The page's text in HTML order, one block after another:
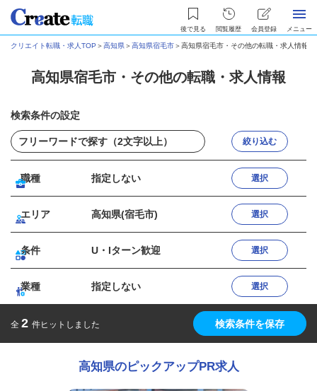
後で見る 閲覧履歴 会員登録 メニュー
クリエイト転職・求人TOP ＞高知県＞高知県宿毛市＞高知県宿毛市・その他の転職・求人情報
高知県宿毛市・その他の転職・求人情報
検索条件の設定
絞り込む
職種 指定しない 選択
エリア 高知県(宿毛市) 選択
条件 U・Iターン歓迎 選択
業種 指定しない 選択
全 2 件ヒットしました 検索条件を保存
高知県のピックアップPR求人